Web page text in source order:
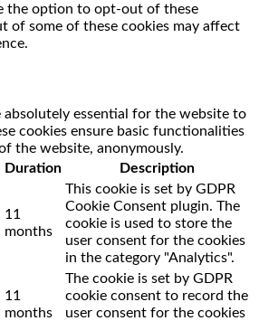
the option to opt-out of these
of some of these cookies may affect
absolutely essential for the website to
cookies ensure basic functionalities
the website, anonymously.
Duration Description
11
months
This cookie is set by GDPR
Cookie Consent plugin. The
cookie is used to store the
user consent for the cookies
in the category "Analytics".
11
months
The cookie is set by GDPR
cookie consent to record the
user consent for the cookies